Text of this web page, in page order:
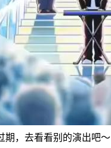
期，去看看别的演出吧～